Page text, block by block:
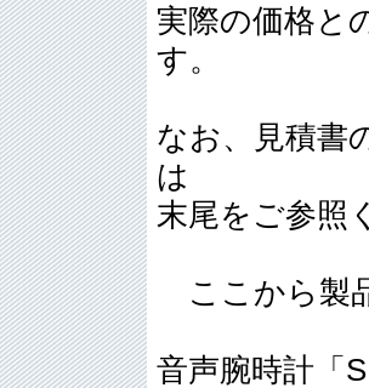
実際の価格と
す。
なお、見積書
は
末尾をご参照
ここから製
音声腕時計「